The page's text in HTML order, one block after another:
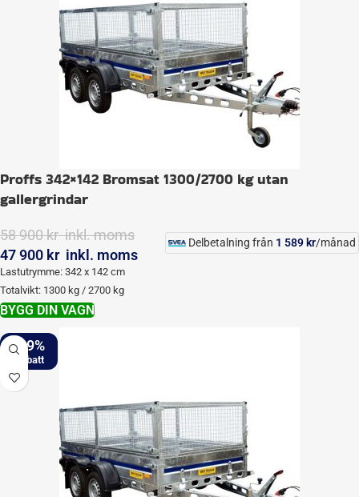
Proffs 342×142 Bromsat 1300/2700 kg utan
gallergrindar
58 900kr‎ inkl. moms
47 900 kr ‎ inkl. moms
Delbetalning från 1 589 kr/månad
Lastutrymme: 342 x 142 cm
Totalvikt: 1300 kg / 2700 kg
BYGG DIN VAGN
-19%